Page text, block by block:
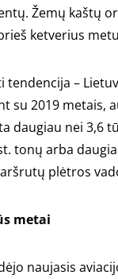
Žemų kaštų
ketverius
tendencija –
su 2019
daugiau nei 3,6
tonų arba
plėtros
metai
naujasis